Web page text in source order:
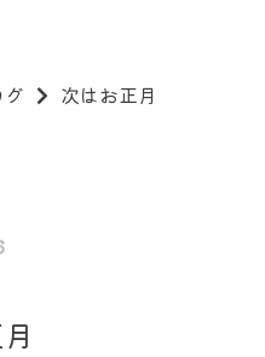
グ 次はお正月